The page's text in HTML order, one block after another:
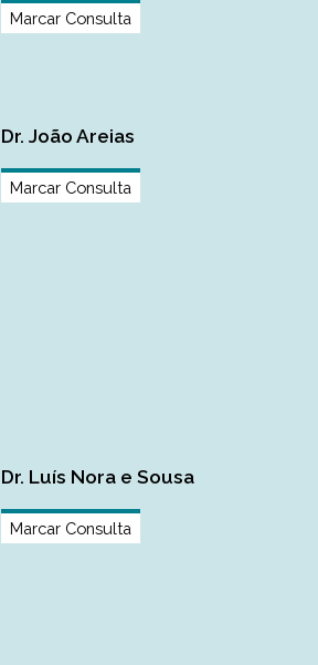
Marcar Consulta
Dr. João Areias
Marcar Consulta
Dr. Luís Nora e Sousa
Marcar Consulta